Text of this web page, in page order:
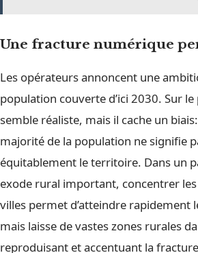
Une fracture numérique
Les opérateurs annoncent une
population couverte d’ici 2030. Sur
semble réaliste, mais il cache un
majorité de la population ne signifie
équitablement le territoire. Dans un
exode rural important, concentrer
villes permet d’atteindre rapidement
mais laisse de vastes zones rurales
reproduisant et accentuant la